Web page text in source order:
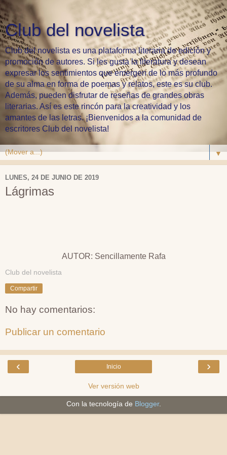
Club del novelista
Club del novelista es una plataforma literaria de edición y
promoción de autores. Si les gusta la literatura y desean
expresar los sentimientos que emergen de lo más profundo
de su alma en forma de poemas y relatos, este es su club.
Además, pueden disfrutar de reseñas de grandes obras
literarias. Así es este rincón para la creatividad y los
amantes de las letras. ¡Bienvenidos a la comunidad de
escritores Club del novelista!
▼
LUNES, 24 DE JUNIO DE 2019
Lágrimas
AUTOR: Sencillamente Rafa
Club del novelista
Compartir
No hay comentarios:
Publicar un comentario
‹ ›
Inicio
Ver versión web
Con la tecnología de Blogger.